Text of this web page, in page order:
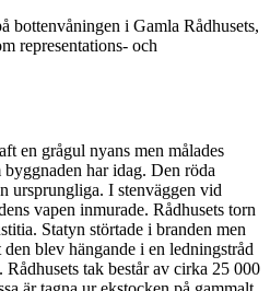
bottenvåningen i Gamla Rådhusets,
representations- och
en grågul nyans men målades
har idag. Den röda
ursprungliga. I stenväggen vid
vapen inmurade. Rådhusets torn
Statyn störtade i branden men
blev hängande i en ledningstråd
tak består av cirka 25 000